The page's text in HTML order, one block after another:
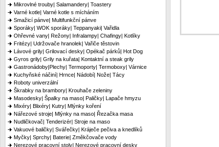
Mikrovlné trouby| Salamandery| Toastery
Varné kotle| Varné kotle s mícháním
Smažicí pánve| Multifunkční pánve
Sporáky| WOK sporáky| Teppanyaki| Vařidla
Ohřevné vany| Režony| Infralampy| Chafingy| Kotlíky
Fritézy| Udržovače hranolek| Vařiče těstovin
Lávové grily| Grilovací desky| Opékač párků| Hot Dog
Gyros grily| Grily na kuřata| Kontaktní a steak grily
Gastronádoby|Plechy| Termoporty| Termoboxy| Várnice
Kuchyňské náčiní| Hrnce| Nádobí| Nože| Tácy
Roboty univerzální
Škrabky na brambory| Krouhače zeleniny
Masodesky| Špalky na maso| Paličky| Lapače hmyzu
Mixéry| Blixéry| Kutry| Mlýnky koření
Nářezové stroje| Mlýnky na maso| Řezačka masa
Nudličkovač| Tenderizér| Stroje na maso
Vakuové baličky| Svářečky| Kráječe pečiva a knedlíků
Myčky| Sprchy| Baterie| Změkčovače vody
Nerezové pracovní stoly| Nerezové pracovní desky